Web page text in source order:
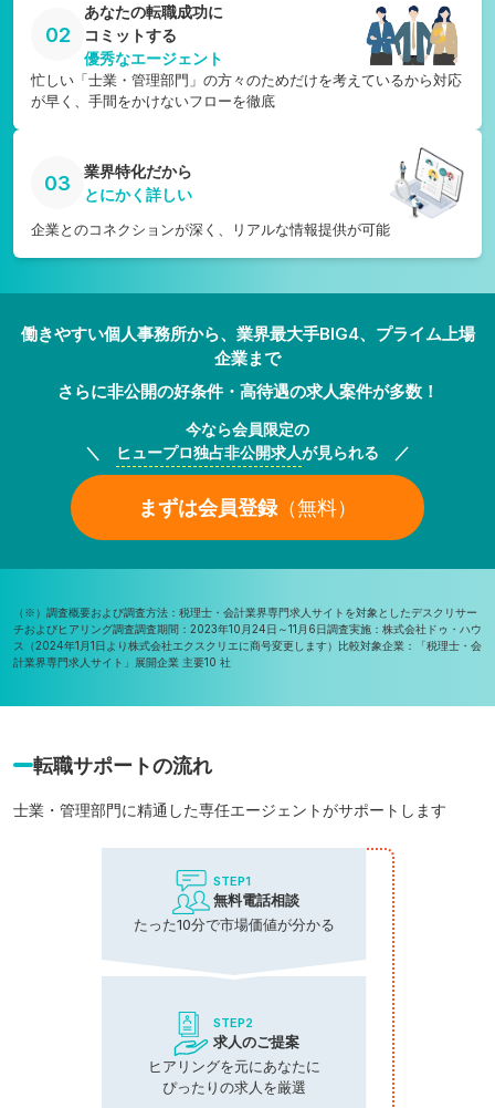
02
あなたの転職成功に
コミットする
優秀なエージェント
忙しい「士業・管理部門」の方々のためだけを考えているから対応
が早く、手間をかけないフローを徹底
03
業界特化だから
とにかく詳しい
企業とのコネクションが深く、リアルな情報提供が可能
働きやすい個人事務所から、業界最大手BIG4、プライム上場
企業まで
さらに非公開の好条件・高待遇の求人案件が多数！
今なら会員限定の
＼
ヒュープロ独占非公開求人が見られる ／
まずは会員登録（無料）
（※）調査概要および調査方法：税理士・会計業界専門求人サイトを対象としたデスクリサー
チおよびヒアリング調査調査期間：2023年10月24日～11月6日調査実施：株式会社ドゥ・ハウ
ス（2024年1月1日より株式会社エクスクリエに商号変更します） 比較対象企業：「税理士・会
計業界専門求人サイト」展開企業 主要10 社
転職サポートの流れ
士業・管理部門に精通した専任エージェントがサポートします
STEP1
無料電話相談
たった10分で市場価値が分かる
STEP2
求人のご提案
ヒアリングを元にあなたに
ぴったりの求人を厳選